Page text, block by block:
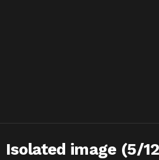
Isolated image (5/